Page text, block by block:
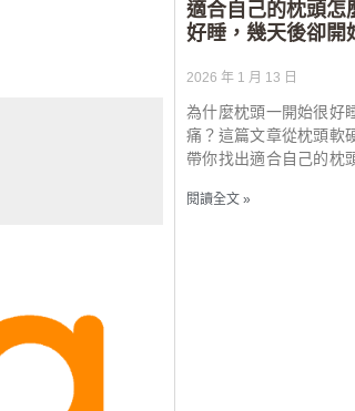
適合自己的枕頭怎
好睡，幾天後卻開
2026 年 1 月 13 日
為什麼枕頭一開始很好
痛？這篇文章從枕頭軟
帶你找出適合自己的枕
閱讀全文 »